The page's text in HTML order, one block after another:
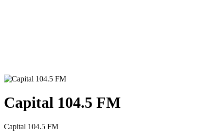
Capital 104.5 FM
Capital 104.5 FM